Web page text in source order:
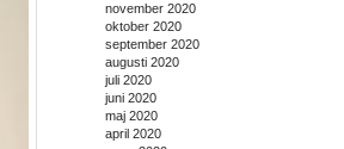
november 2020
oktober 2020
september 2020
augusti 2020
juli 2020
juni 2020
maj 2020
april 2020